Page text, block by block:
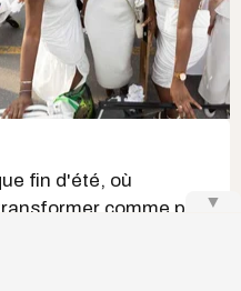
fin d'été, où
comme par
▼